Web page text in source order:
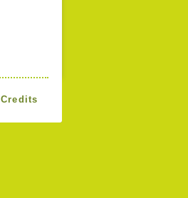
Credits